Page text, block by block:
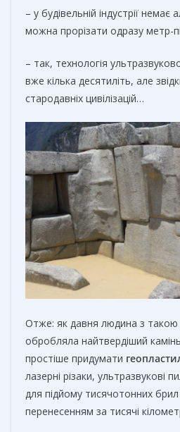
– у будівельній індустрії немає
можна прорізати одразу метр-
– так, технологія
вже кілька десятиліть, але
стародавніх цивілізацій…
Отже: як давня людина з такою
обробляла найтвердіший
простіше придумати
лазерні різаки, ультразвукові
для підйому тисячотонних
перенесенням за тисячі